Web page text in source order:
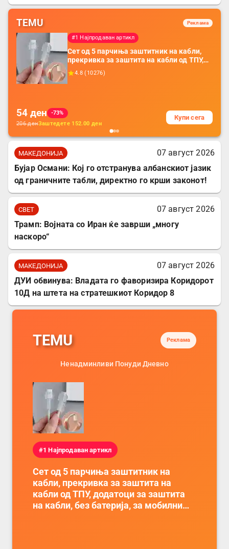
TEMU Реклама
#1 Најпродаван артикл
Сет од 5 парчиња заштитник на кабли,
прекривка за заштита на кабли од ТПУ,
додатоци за заштита на кабли, без
батерија, за мобилни телефони, комплет
4.8 ( 10276)
54 ден
-73%
206денЗаштедете 152.00 ден
Купи сега
МАКЕДОНИЈА
07 август 2026
Бујар Османи: Кој го отстранува албанскиот јазик
од граничните табли, директно го крши законот!
СВЕТ
07 август 2026
Трамп: Војната со Иран ќе заврши „многу
наскоро“
МАКЕДОНИЈА
07 август 2026
ДУИ обвинува: Владата го фаворизира Коридорот
10Д на штета на стратешкиот Коридор 8
TEMU Реклама
Ненадминливи Понуди Дневно
#1 Најпродаван артикл
Сет од 5 парчиња заштитник на
кабли, прекривка за заштита на
кабли од ТПУ, додатоци за заштита
на кабли, без батерија, за мобилни